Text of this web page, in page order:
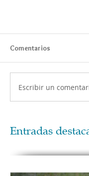
Comentarios
Escribir un
Entradas